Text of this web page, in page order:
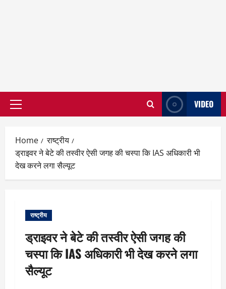
Primary
VIDEO
Home
राष्ट्रीय
ड्राइवर ने बेटे की तस्वीर ऐसी जगह की चस्पा कि IAS अधिकारी भी
देख करने लगा सैल्यूट
राष्ट्रीय
ड्राइवर ने बेटे की तस्वीर ऐसी जगह की
चस्पा कि IAS अधिकारी भी देख करने लगा
सैल्यूट